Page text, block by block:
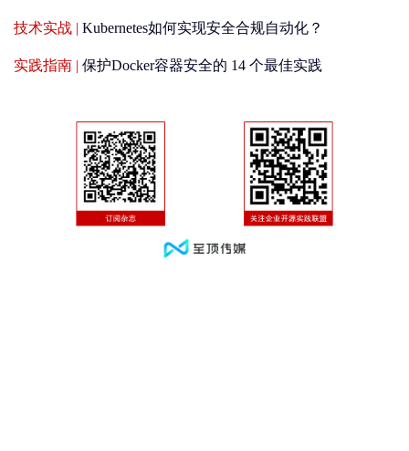
技术实战 | Kubernetes如何实现安全合规自动化？
实践指南 | 保护Docker容器安全的 14 个最佳实践